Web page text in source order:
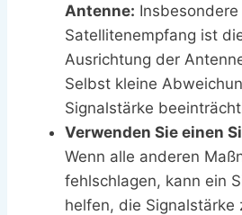
Antenne: Insbesondere
Satellitenempfang ist
Ausrichtung der
Selbst kleine
Signalstärke
Verwenden Sie einen
Wenn alle anderen
fehlschlagen, kann ein
helfen, die Signalstärke